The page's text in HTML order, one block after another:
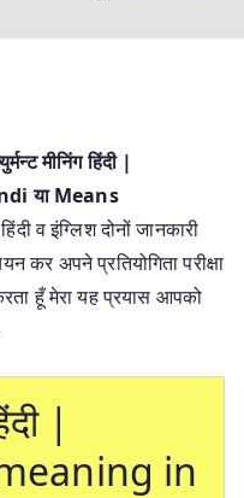
मीनिंग हिंदी |
याMeans
व इंग्लिश दोनों जानकारी
कर अपने प्रतियोगिता परीक्षा
हूँ मेरा यह प्रयास आपको
|
in